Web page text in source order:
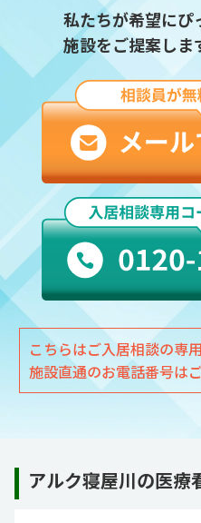
私たちが希望にぴ
施設をご提案しま
こちらはご入居相談の専
施設直通のお電話番号は
アルク寝屋川の医療